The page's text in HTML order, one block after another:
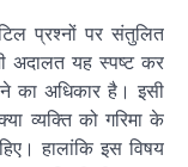
प्रश्नों पर संतुलित
अदालत यह स्पष्ट कर
का अधिकार है। इसी
व्यक्ति को गरिमा के
हालांकि इस विषय